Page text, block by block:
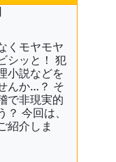
くモヤモヤ
シッと！ 犯
小説などを
んか…？ そ
で非現実的
今回は、
紹介しま